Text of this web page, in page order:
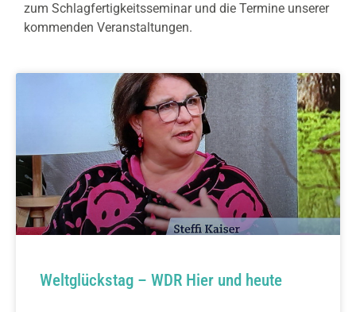
zum Schlagfertigkeitsseminar und die Termine unserer
kommenden Veranstaltungen.
Weltglückstag – WDR Hier und heute